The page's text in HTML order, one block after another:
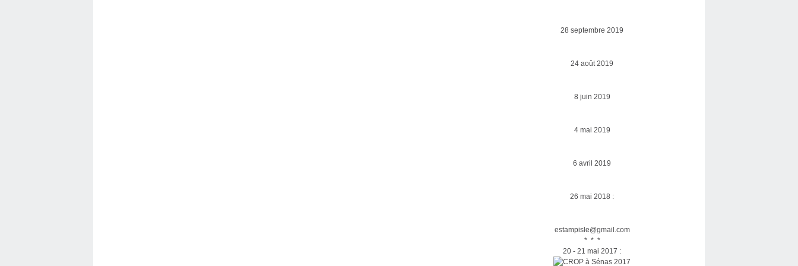
28 septembre 2019
24 août 2019
8 juin 2019
4 mai 2019
6 avril 2019
26 mai 2018 :
estampisle@gmail.com
* * *
20 - 21 mai 2017 :